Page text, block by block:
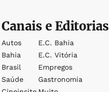
Canais e Editorias
Autos
Bahia
Brasil
Saúde
E.c. Bahia
E.c. Vitória
Empregos
Gastronomia